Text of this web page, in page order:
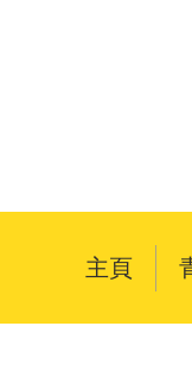
主頁